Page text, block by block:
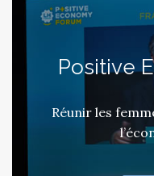
Positive
Réunir les